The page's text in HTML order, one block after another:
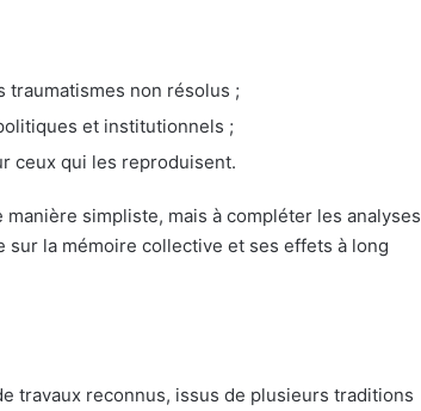
traumatismes non résolus ;
et institutionnels ;
ceux qui les reproduisent.
simpliste, mais à compléter les analyses
la mémoire collective et ses effets à long
travaux reconnus, issus de plusieurs traditions